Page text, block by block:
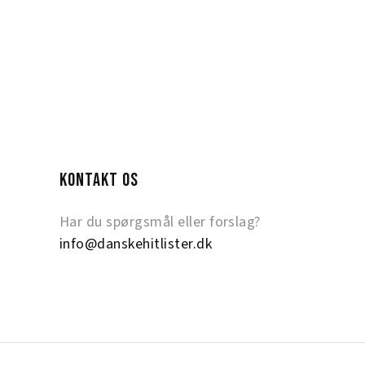
KONTAKT OS
Har du spørgsmål eller forslag?
info@danskehitlister.dk